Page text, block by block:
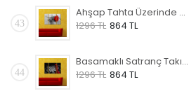
43
Ahşap Tahta Üzerinde Kırmızı Gül Forex Tablo
1296 TL 864 TL
44
Basamaklı Satranç Takımı Forex Tablo
1296 TL 864 TL